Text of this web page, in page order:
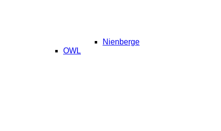
Nienberge
OWL